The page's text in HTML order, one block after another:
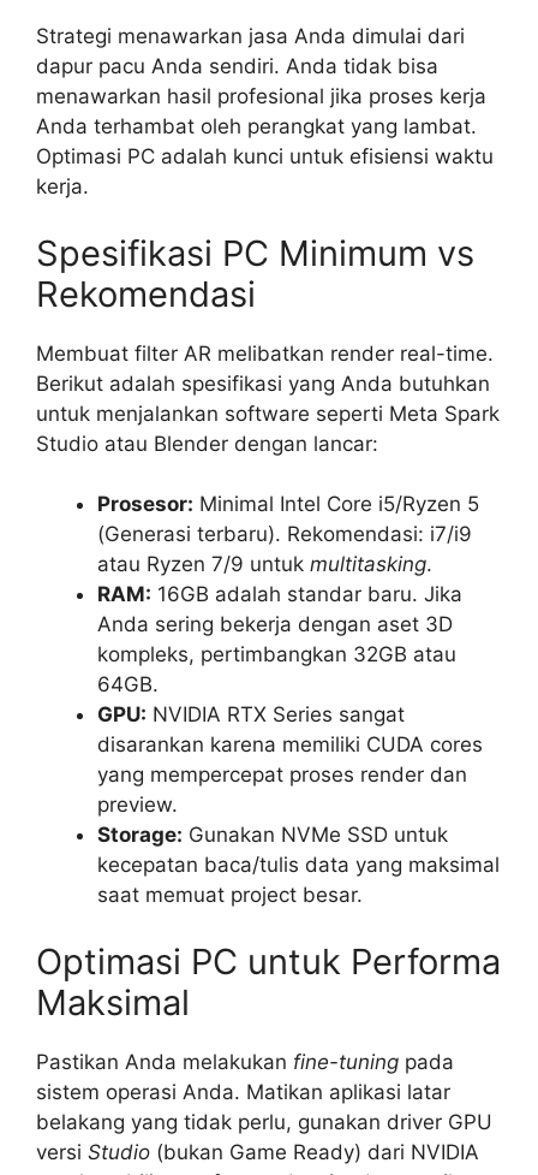
Strategi menawarkan jasa Anda dimulai dari
dapur pacu Anda sendiri. Anda tidak bisa
menawarkan hasil profesional jika proses kerja
Anda terhambat oleh perangkat yang lambat.
Optimasi PC adalah kunci untuk efisiensi waktu
kerja.
Spesifikasi PC Minimum vs
Rekomendasi
Membuat filter AR melibatkan render real-time.
Berikut adalah spesifikasi yang Anda butuhkan
untuk menjalankan software seperti Meta Spark
Studio atau Blender dengan lancar:
Prosesor: Minimal Intel Core i5/Ryzen 5
(Generasi terbaru). Rekomendasi: i7/i9
atau Ryzen 7/9 untuk multitasking.
RAM: 16GB adalah standar baru. Jika
Anda sering bekerja dengan aset 3D
kompleks, pertimbangkan 32GB atau
64GB.
GPU: NVIDIA RTX Series sangat
disarankan karena memiliki CUDA cores
yang mempercepat proses render dan
preview.
Storage: Gunakan NVMe SSD untuk
kecepatan baca/tulis data yang maksimal
saat memuat project besar.
Optimasi PC untuk Performa
Maksimal
Pastikan Anda melakukan fine-tuning pada
sistem operasi Anda. Matikan aplikasi latar
belakang yang tidak perlu, gunakan driver GPU
versi Studio (bukan Game Ready) dari NVIDIA